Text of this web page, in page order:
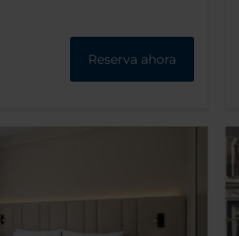
Reserva ahora